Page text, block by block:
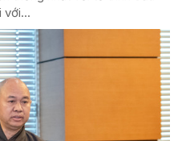
với...